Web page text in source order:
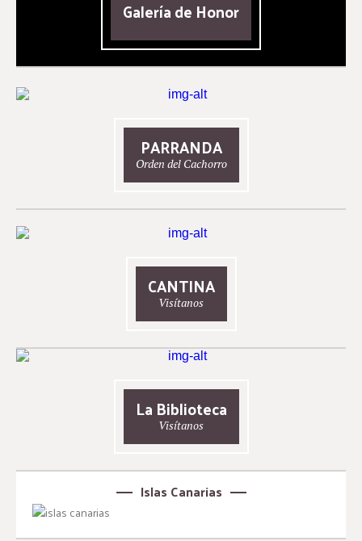
Galería de Honor
PARRANDA
Orden del Cachorro
CANTINA
Visítanos
La Biblioteca
Visítanos
Islas Canarias